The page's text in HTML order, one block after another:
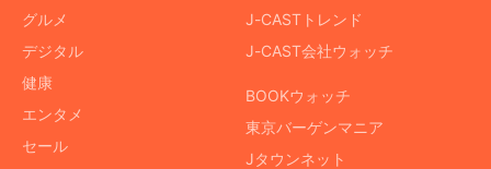
グルメ
デジタル
健康
エンタメ
セール
J-CASTトレンド
J-CAST会社ウォッチ
BOOKウォッチ
東京バーゲンマニア
Jタウンネット